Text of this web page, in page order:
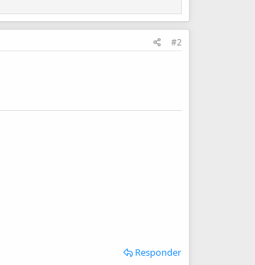
#2
Responder